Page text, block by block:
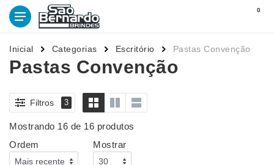
0
Inicial Categorias Escritório Pastas Convenção
Pastas Convenção
Filtros 3
Mostrando 16 de 16 produtos
Ordem
Mostrar